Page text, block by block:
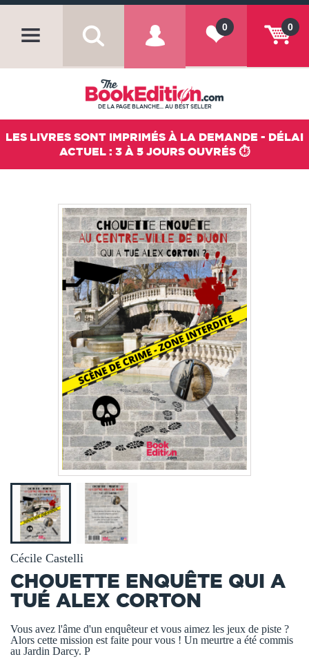
0
0
DE LA PAGE BLANCHE... AU BEST SELLER
LES LIVRES SONT IMPRIMÉS À LA DEMANDE - DÉLAI
ACTUEL : 3 À 5 JOURS OUVRÉS ⏱️
Cécile Castelli
CHOUETTE ENQUÊTE QUI A
TUÉ ALEX CORTON
Vous avez l'âme d'un enquêteur et vous aimez les jeux de piste ?
Alors cette mission est faite pour vous ! Un meurtre a été commis
au Jardin Darcy. P